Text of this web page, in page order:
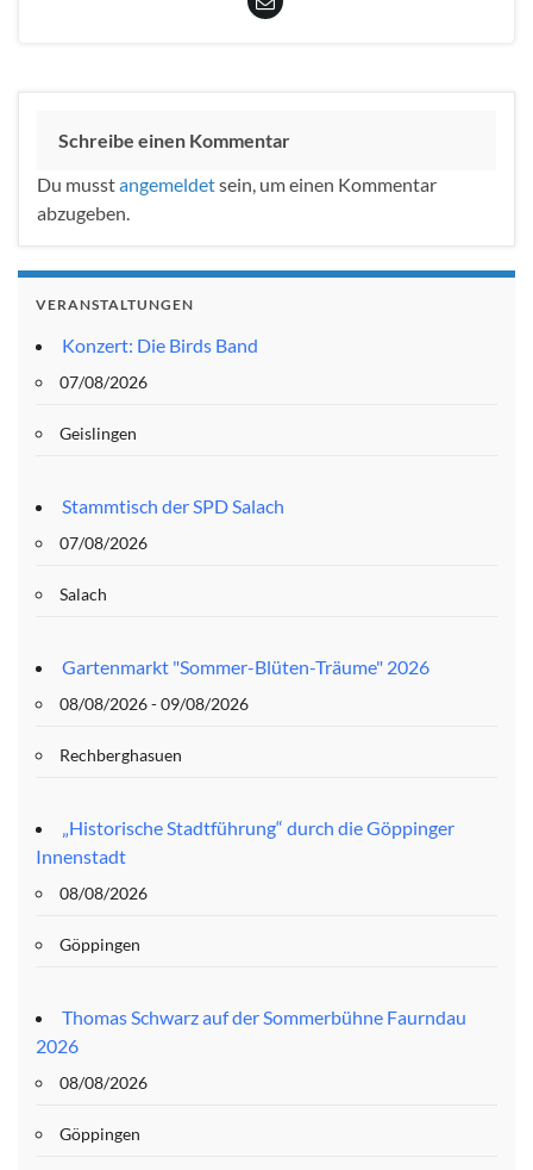
Schreibe einen Kommentar
Du musstangemeldetsein, um einen Kommentar
abzugeben.
VERANSTALTUNGEN
Konzert: Die Birds Band
07/08/2026
Geislingen
Stammtisch der SPD Salach
07/08/2026
Salach
Gartenmarkt "Sommer-Blüten-Träume" 2026
08/08/2026 - 09/08/2026
Rechberghasuen
„Historische Stadtführung“ durch die Göppinger
Innenstadt
08/08/2026
Göppingen
Thomas Schwarz auf der Sommerbühne Faurndau
2026
08/08/2026
Göppingen